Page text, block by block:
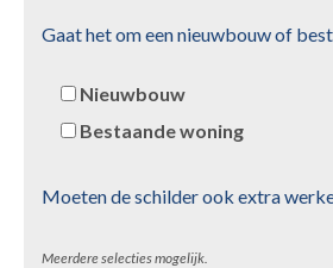
Gaat het om een nieuwbouw of
Nieuwbouw
Bestaande woning
Moeten de schilder ook extra
Meerdere selecties mogelijk.